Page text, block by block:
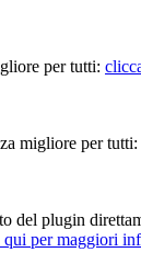
per tutti:
migliore per tutti:
plugin
qui per maggiori